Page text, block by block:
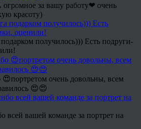
огромное за вашу работу❤ очень
красоту)
получилось))) Есть подруги-
😍портретом очень довольны, всем
😍😍
всей вашей команде за портрет на